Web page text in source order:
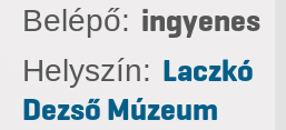
Belépő: ingyenes
Helyszín: Laczkó
Dezső Múzeum